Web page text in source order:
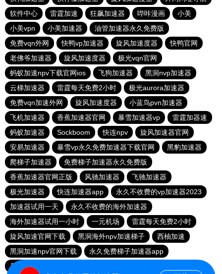
软件中心
雷霆加速 狂飙加速器 哔咔漫画
小美
小美vpn
小美加速器
油管加速器永久免费版
免费vqn外网
快鸭vp加速器 旋风加速度器
快鸭官网
老佛爷加速器
旋风加速度器
极光vqn官网
蚂蚁加速npv下载官网ios
飞狗加速器
黑洞nvp加速器
云梯加速器
雷霆每天免费2小时
极光aurora加速器
免费vqn加速外网
旋风加速度器
小蓝鸟pvn加速器
飞机加速器
香蕉加速器官网 暴雪加速器vp
雷霆加器速
蚂蚁加速器
Sockboom 快连npv
旋风加速器官网
安易加速器
暴雪vp永久免费加速器下载官网
黑豹加速器
爬梯子加速器
免费梯子加速器永久免费版
香蕉加速器官网正版
风驰加速器
飞驰加速器
极光加速器
快连加速器app
永久不收费的vp加速器2023
加速器试用一天
永久不收费的海外加速器
海外加速器试用一小时
一元机场
雷霆每天免费2小时
旋风加速官网下载
黑洞海外npv加速梯子
西柚加速
黑洞加速npv官网下载
永久免费梯子加速器app
暴雪加速器